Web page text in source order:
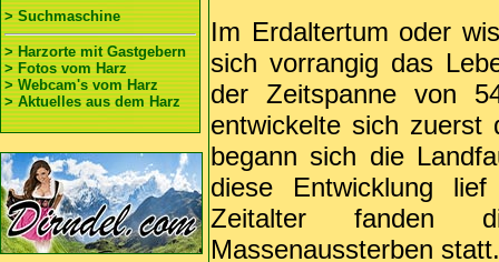
> Suchmaschine
> Harzorte mit Gastgebern
> Fotos vom Harz
> Webcam's vom Harz
> Aktuelles aus dem Harz
Im Erdaltertum oder
sich vorrangig das
der Zeitspanne von
entwickelte sich zuerst
begann sich die
diese Entwicklung
Zeitalter fanden
Massenaussterben